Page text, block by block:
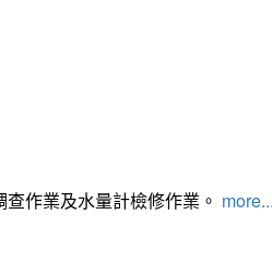
作業及水量計檢修作業。 more...